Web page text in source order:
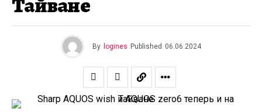
By logines Published 06.06.2024